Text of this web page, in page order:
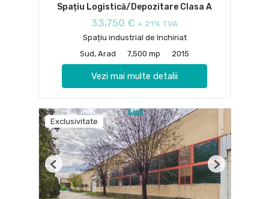
Spațiu Logistică/Depozitare Clasa A
33,750 € + 21% TVA
Spațiu industrial de închiriat
Sud, Arad
7,500 mp 2015
Vezi mai multe detalii
Exclusivitate
Previous Next